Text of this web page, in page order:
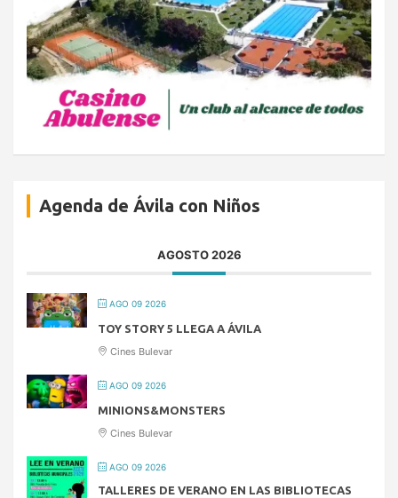
Agenda de Ávila con Niños
AGOSTO 2026
AGO 09 2026
TOY STORY 5 LLEGA A ÁVILA
Cines Bulevar
AGO 09 2026
MINIONS&MONSTERS
Cines Bulevar
AGO 09 2026
TALLERES DE VERANO EN LAS BIBLIOTECAS